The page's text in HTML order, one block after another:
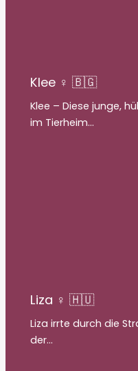
Klee ♀ 🇧🇬
Klee – Diese junge,
im Tierheim…
Liza ♀ 🇭🇺
Liza irrte durch die
der…